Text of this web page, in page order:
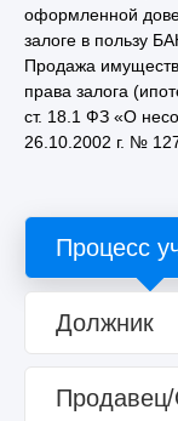
оформленной
залоге в пользу
Продажа
права залога
ст. 18.1 ФЗ «О
26.10.2002 г. №
Процесс
Должник
Продавец/